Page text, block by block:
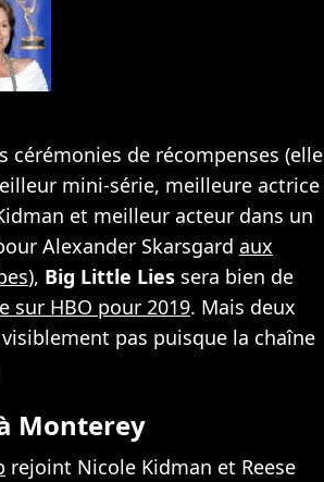
cérémonies de récompenses (elle
mini-série, meilleure actrice
et meilleur acteur dans un
Alexander Skarsgard aux
), Big Little Lies sera bien de
sur HBO pour 2019. Mais deux
pas puisque la chaîne
Monterey
rejoint Nicole Kidman et Reese